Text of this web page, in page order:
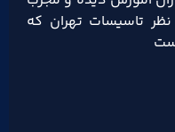
تاسیسات تهران که